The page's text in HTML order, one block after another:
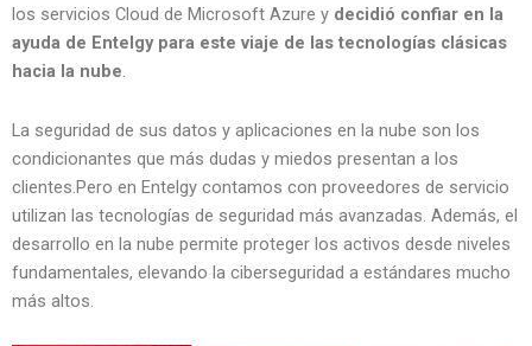
los servicios Cloud de Microsoft Azure y decidió confiar en la
ayuda de Entelgy para este viaje de las tecnologías clásicas
hacia la nube.
La seguridad de sus datos y aplicaciones en la nube son los
condicionantes que más dudas y miedos presentan a los
clientes.Pero en Entelgy contamos con proveedores de servicio
utilizan las tecnologías de seguridad más avanzadas. Además, el
desarrollo en la nube permite proteger los activos desde niveles
fundamentales, elevando la ciberseguridad a estándares mucho
más altos.